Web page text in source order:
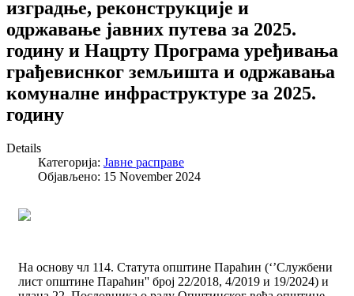
изградње, реконструкције и
одржавање јавних путева за 2025.
годину и Нацрту Програма уређивања
грађевиснког земљишта и одржавања
комуналне инфраструктуре за 2025.
годину
Details
Категорија: Јавне расправе
Објављено: 15 November 2024
На основу чл 114. Статута општине Параћин (‘’Службени
лист општине Параћин'' број 22/2018, 4/2019 и 19/2024) и